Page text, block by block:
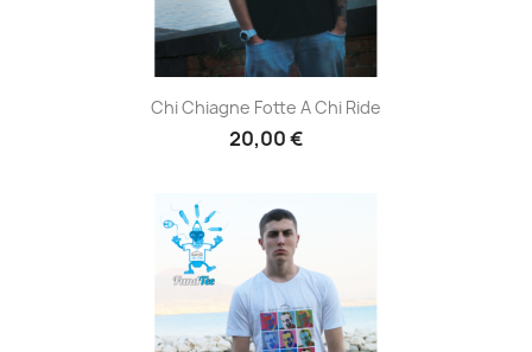
Chi Chiagne Fotte A Chi Ride
20,00 €